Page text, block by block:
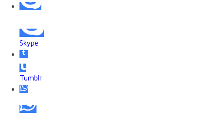
Skype
Tumblr